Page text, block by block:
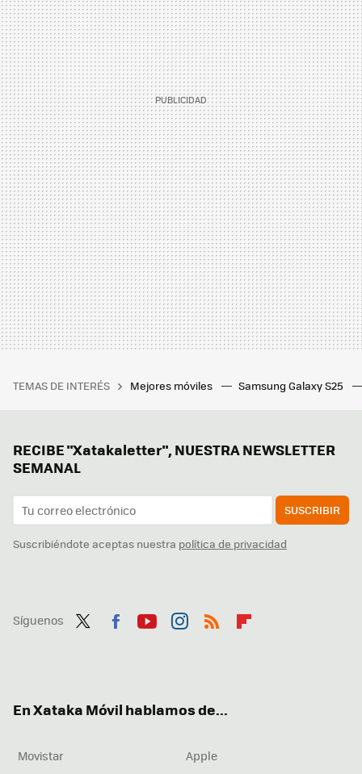
TEMAS DE INTERÉS Mejores móviles Samsung Galaxy S25
RECIBE "Xatakaletter", NUESTRA NEWSLETTER
SEMANAL
SUSCRIBIR
Suscribiéndote aceptas nuestra política de privacidad
Síguenos
En Xataka Móvil hablamos de...
Movistar
Apple